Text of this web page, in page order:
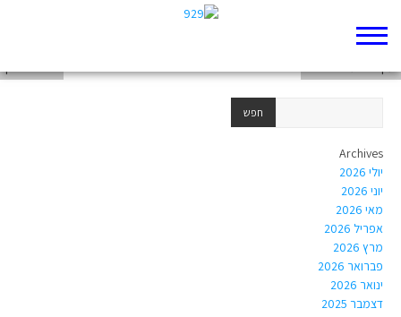
Archives
יולי 2026
יוני 2026
מאי 2026
אפריל 2026
מרץ 2026
פברואר 2026
ינואר 2026
דצמבר 2025